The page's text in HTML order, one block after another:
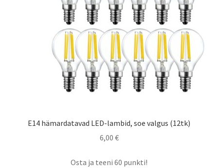
E14 hämardatavad LED-lambid, soe valgus (12tk)
6,00 €
Osta ja teeni 60 punkti!